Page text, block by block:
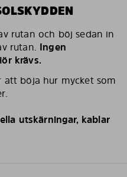
rutan och böj sedan in
rutan. Ingen
krävs.
att böja hur mycket som
utskärningar, kablar